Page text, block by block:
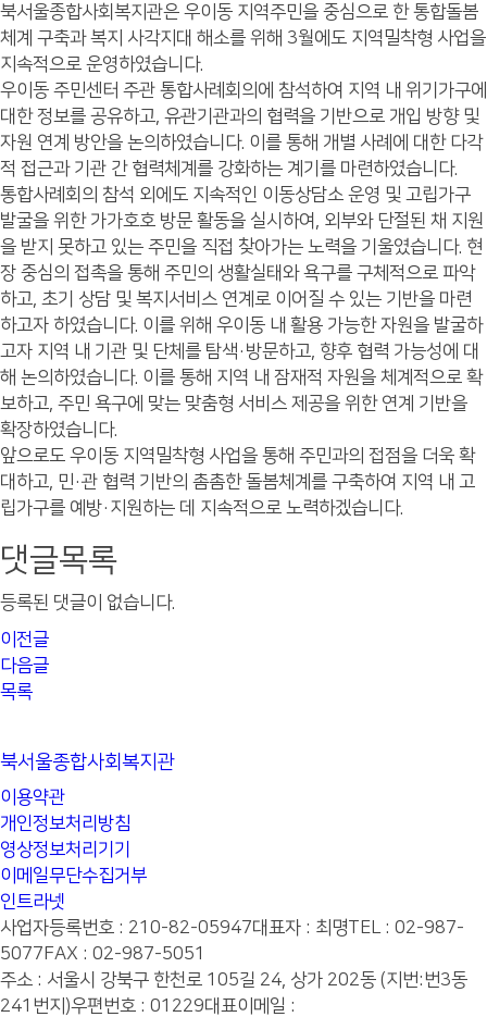
북서울종합사회복지관은 우이동 지역주민을 중심으로 한 통합돌봄
체계 구축과 복지 사각지대 해소를 위해 3월에도 지역밀착형 사업을
지속적으로 운영하였습니다.
우이동 주민센터 주관 통합사례회의에 참석하여 지역 내 위기가구에
대한 정보를 공유하고, 유관기관과의 협력을 기반으로 개입 방향 및
자원 연계 방안을 논의하였습니다. 이를 통해 개별 사례에 대한 다각
적 접근과 기관 간 협력체계를 강화하는 계기를 마련하였습니다.
통합사례회의 참석 외에도 지속적인 이동상담소 운영 및 고립가구
발굴을 위한 가가호호 방문 활동을 실시하여, 외부와 단절된 채 지원
을 받지 못하고 있는 주민을 직접 찾아가는 노력을 기울였습니다. 현
장 중심의 접촉을 통해 주민의 생활실태와 욕구를 구체적으로 파악
하고, 초기 상담 및 복지서비스 연계로 이어질 수 있는 기반을 마련
하고자 하였습니다. 이를 위해 우이동 내 활용 가능한 자원을 발굴하
고자 지역 내 기관 및 단체를 탐색·방문하고, 향후 협력 가능성에 대
해 논의하였습니다. 이를 통해 지역 내 잠재적 자원을 체계적으로 확
보하고, 주민 욕구에 맞는 맞춤형 서비스 제공을 위한 연계 기반을
확장하였습니다.
앞으로도 우이동 지역밀착형 사업을 통해 주민과의 접점을 더욱 확
대하고, 민·관 협력 기반의 촘촘한 돌봄체계를 구축하여 지역 내 고
립가구를 예방·지원하는 데 지속적으로 노력하겠습니다.
댓글목록
등록된 댓글이 없습니다.
이전글
다음글
목록
북서울종합사회복지관
이용약관
개인정보처리방침
영상정보처리기기
이메일무단수집거부
인트라넷
사업자등록번호 : 210-82-05947대표자 : 최명TEL : 02-987-
5077 FAX : 02-987-5051
주소 : 서울시 강북구 한천로 105길 24, 상가 202동 (지번:번3동
241번지)우편번호 : 01229대표이메일 :